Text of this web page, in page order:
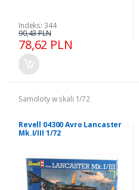
Indeks: 344
78,62 PLN
90,43 PLN
Samoloty w skali 1/72
Revell 04300 Avro Lancaster
Mk.I/III 1/72